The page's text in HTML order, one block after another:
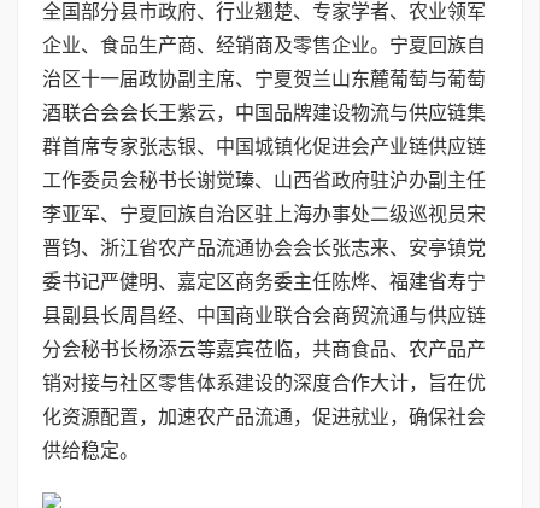
全国部分县市政府、行业翘楚、专家学者、农业领军
企业、食品生产商、经销商及零售企业。宁夏回族自
治区十一届政协副主席、宁夏贺兰山东麓葡萄与葡萄
酒联合会会长王紫云，中国品牌建设物流与供应链集
群首席专家张志银、中国城镇化促进会产业链供应链
工作委员会秘书长谢觉瑧、山西省政府驻沪办副主任
李亚军、宁夏回族自治区驻上海办事处二级巡视员宋
晋钧、浙江省农产品流通协会会长张志来、安亭镇党
委书记严健明、嘉定区商务委主任陈烨、福建省寿宁
县副县长周昌经、中国商业联合会商贸流通与供应链
分会秘书长杨添云等嘉宾莅临，共商食品、农产品产
销对接与社区零售体系建设的深度合作大计，旨在优
化资源配置，加速农产品流通，促进就业，确保社会
供给稳定。